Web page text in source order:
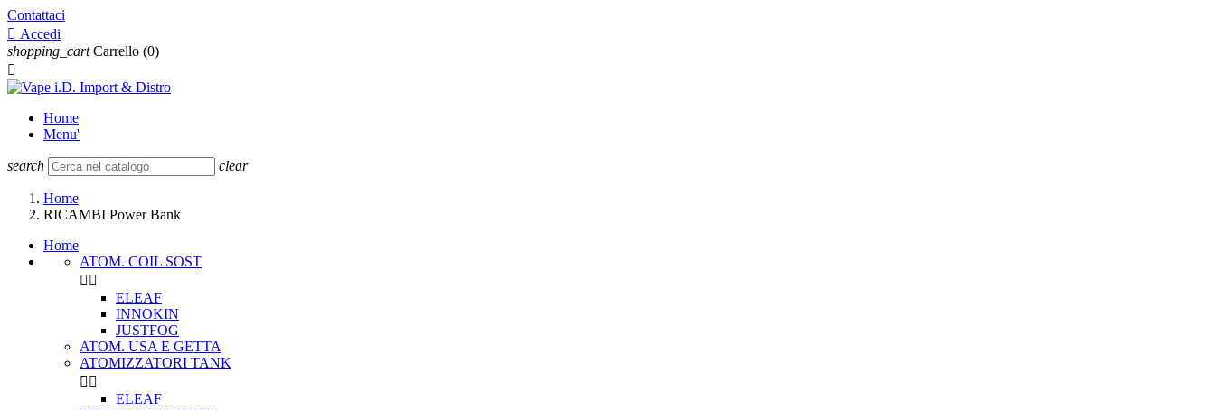
Contattaci
 Accedi
shopping_cart Carrello (0)

Home
Menu'
search clear
Home
RICAMBI Power Bank
Home
ATOM. COIL SOST
 
ELEAF
INNOKIN
JUSTFOG
ATOM. USA E GETTA
ATOMIZZATORI TANK
 
ELEAF